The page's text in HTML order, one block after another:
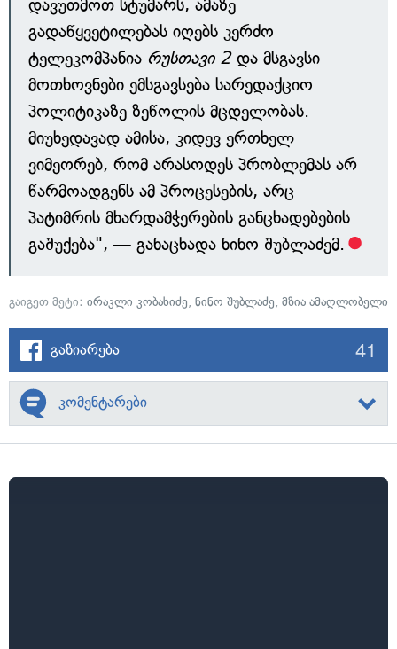
დავუთმოთ სტუმარს, ამაზე
გადაწყვეტილებას იღებს კერძო
ტელეკომპანია რუსთავი 2და მსგავსი
მოთხოვნები ემსგავსება სარედაქციო
პოლიტიკაზე ზეწოლის მცდელობას.
მიუხედავად ამისა, კიდევ ერთხელ
ვიმეორებ, რომ არასოდეს პრობლემას არ
წარმოადგენს ამ პროცესების, არც
პატიმრის მხარდამჭერების განცხადებების
გაშუქება", — განაცხადა ნინო შუბლაძემ.
გაიგეთ მეტი: ირაკლი კობახიძე, ნინო შუბლაძე, მზია ამაღლობელი
გაზიარება 41
კომენტარები